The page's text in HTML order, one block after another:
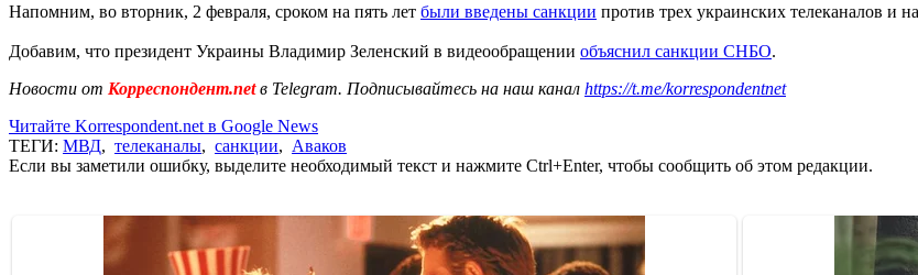
Напомним, во вторник, 2 февраля, сроком на пять лет были введены санкции против трех украинских телеканалов и
Добавим, что президент Украины Владимир Зеленский в видеообращении объяснил санкции СНБО.
Новости от Корреспондент.netв Telegram. Подписывайтесь на наш канал https://t.me/korrespondentnet
Читайте Korrespondent.net в Google News
ТЕГИ: МВД, телеканалы, санкции, Аваков
Если вы заметили ошибку, выделите необходимый текст и нажмите Ctrl+Enter, чтобы сообщить об этом редакции.